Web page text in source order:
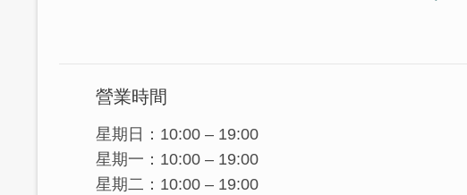
營業時間
星期日：10:00 – 19:00
星期一：10:00 – 19:00
星期二：10:00 – 19:00